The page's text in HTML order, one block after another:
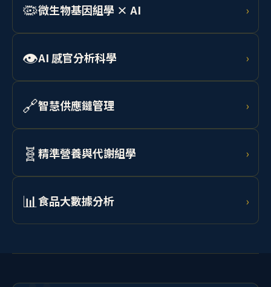
工業產線品質控制。
🦠微生物基因組學 × AI ›
整合定序技術與深度學習，分析食品相關微生物基因
預測。
👁️AI 感官分析科學 ›
結合非破壞性加工技術、電腦視覺與光譜分析進行食品
析。
🔗智慧供應鏈管理 ›
學習 AI 需求預測、RFID 追蹤、區塊鏈溯源與物聯網監
🧬 精準營養與代謝組學 ›
結合腸道微生物體分析、代謝組學資料與 AI 模型，為個
📊食品大數據分析 ›
學習 Python、R 語言、RSM 實驗設計、機器學習與統計
資料。